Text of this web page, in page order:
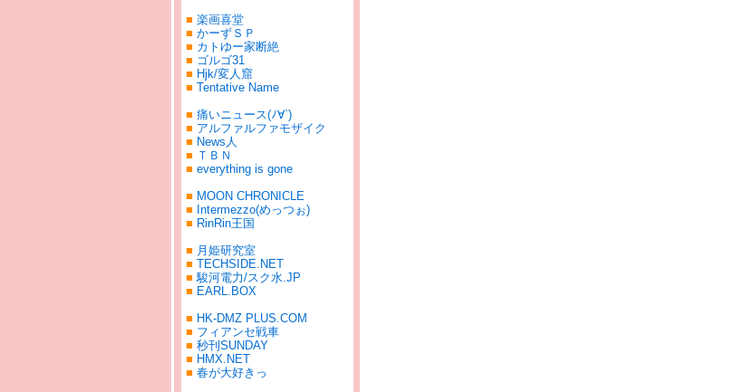
■ 楽画喜堂
■ かーずＳＰ
■ カトゆー家断絶
■ ゴルゴ31
■ Hjk/変人窟
■ Tentative Name
■ 痛いニュース(ﾉ∀`)
■ アルファルファモザイク
■ News人
■ ＴＢＮ
■ everything is gone
■ MOON CHRONICLE
■ Intermezzo(めっつぉ)
■ RinRin王国
■ 月姫研究室
■ TECHSIDE.NET
■駿河電力/スク水.JP
■ EARL.BOX
■ HK-DMZ PLUS.COM
■ フィアンセ戦車
■ 秒刊SUNDAY
■ HMX.NET
■ 春が大好きっ